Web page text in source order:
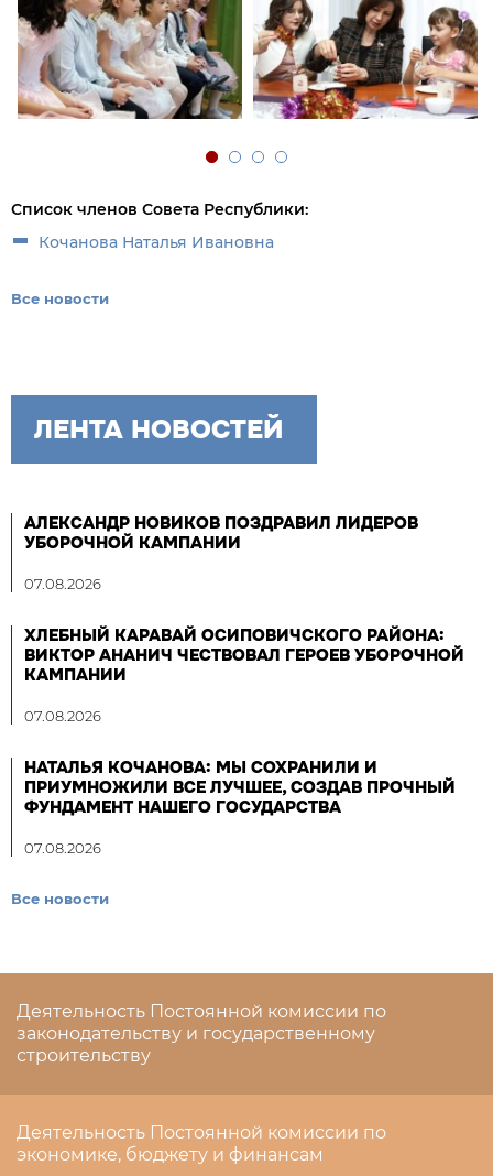
Список членов Совета Республики:
Кочанова Наталья Ивановна
Все новости
ЛЕНТА НОВОСТЕЙ
АЛЕКСАНДР НОВИКОВ ПОЗДРАВИЛ ЛИДЕРОВ
УБОРОЧНОЙ КАМПАНИИ
07.08.2026
ХЛЕБНЫЙ КАРАВАЙ ОСИПОВИЧСКОГО РАЙОНА:
ВИКТОР АНАНИЧ ЧЕСТВОВАЛ ГЕРОЕВ УБОРОЧНОЙ
КАМПАНИИ
07.08.2026
НАТАЛЬЯ КОЧАНОВА: МЫ СОХРАНИЛИ И
ПРИУМНОЖИЛИ ВСЕ ЛУЧШЕЕ, СОЗДАВ ПРОЧНЫЙ
ФУНДАМЕНТ НАШЕГО ГОСУДАРСТВА
07.08.2026
Все новости
Деятельность Постоянной комиссии по
законодательству и государственному
строительству
Деятельность Постоянной комиссии по
экономике, бюджету и финансам